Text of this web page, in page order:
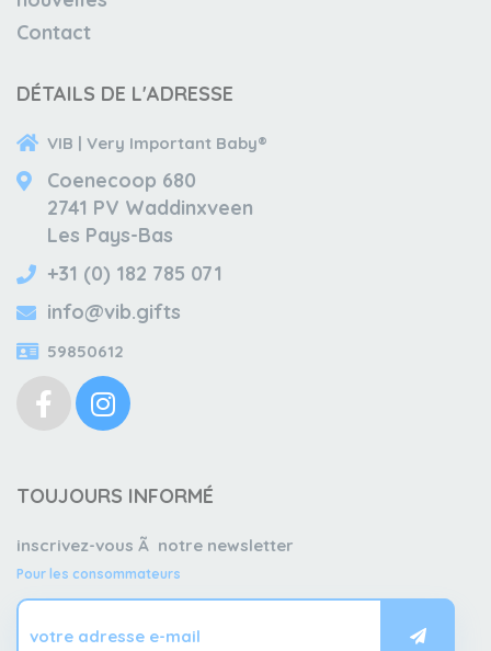
Contact
DÉTAILS DE L'ADRESSE
VIB | Very Important Baby®
Coenecoop 680
2741 PV Waddinxveen
Les Pays-Bas
+31 (0) 182 785 071
info@vib.gifts
59850612
TOUJOURS INFORMÉ
inscrivez-vous Ã notre newsletter
Pour les consommateurs